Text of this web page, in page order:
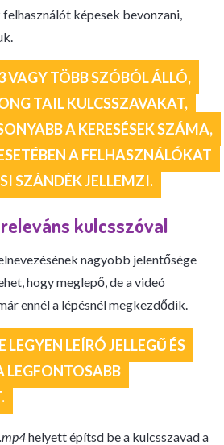
képesek bevonzani,
VAGY TÖBB SZÓBÓL ÁLLÓ,
TAIL KULCSSZAVAKAT,
A KERESÉSEK SZÁMA,
A FELHASZNÁLÓKAT
SZÁNDÉK JELLEMZI.
kulcsszóval
nagyobb jelentősége
hogy meglepő, de a videó
ennél a lépésnél megkezdődik.
LEGYEN LEÍRÓ JELLEGŰ ÉS
helyett építsd be a kulcsszavad a